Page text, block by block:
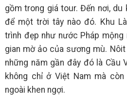
gồm trong giá tour. Đến nơi,
để một trời tây nào đó. Khu
trình đẹp như nước Pháp mộng
gian mờ ảo của sương mù.
những năm gần đây đó là Cầu
không chỉ ở Việt Nam mà
ngoài khen ngợi.